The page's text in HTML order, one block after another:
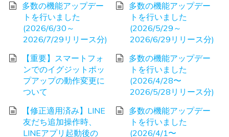
多数の機能アップデー
トを行いました
(2026/6/30～
2026/7/29リリース分)
多数の機能アップデー
トを行いました
(2026/5/29～
2026/6/29リリース分)
【重要】スマートフォ
ンでのイグジットポッ
プアップの動作変更に
ついて
多数の機能アップデー
トを行いました
(2026/4/28〜
2026/5/28リリース分)
【修正適用済み】LINE
友だち追加操作時、
LINEアプリ起動後の
多数の機能アップデー
トを行いました
(2026/4/1〜